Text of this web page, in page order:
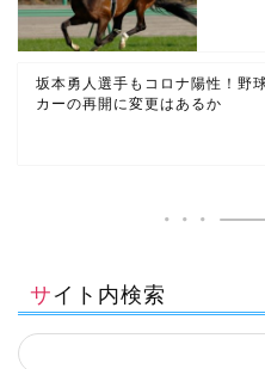
坂本勇人選手もコロナ陽性！野
カーの再開に変更はあるか
サイト内検索